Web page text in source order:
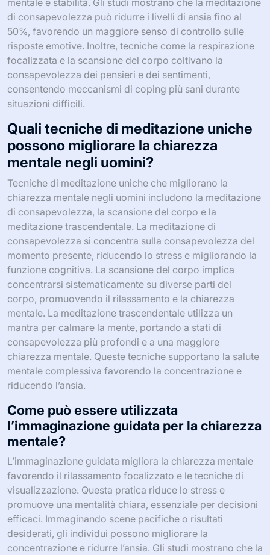
di consapevolezza può ridurre i livelli di ansia fino al
50%, favorendo un maggiore senso di controllo sulle
risposte emotive. Inoltre, tecniche come la respirazione
focalizzata e la scansione del corpo coltivano la
consapevolezza dei pensieri e dei sentimenti,
consentendo meccanismi di coping più sani durante
situazioni difficili.
Quali tecniche di meditazione uniche
possono migliorare la chiarezza
mentale negli uomini?
Tecniche di meditazione uniche che migliorano la
chiarezza mentale negli uomini includono la meditazione
di consapevolezza, la scansione del corpo e la
meditazione trascendentale. La meditazione di
consapevolezza si concentra sulla consapevolezza del
momento presente, riducendo lo stress e migliorando la
funzione cognitiva. La scansione del corpo implica
concentrarsi sistematicamente su diverse parti del
corpo, promuovendo il rilassamento e la chiarezza
mentale. La meditazione trascendentale utilizza un
mantra per calmare la mente, portando a stati di
consapevolezza più profondi e a una maggiore
chiarezza mentale. Queste tecniche supportano la salute
mentale complessiva favorendo la concentrazione e
riducendo l’ansia.
Come può essere utilizzata
l’immaginazione guidata per la chiarezza
mentale?
L’immaginazione guidata migliora la chiarezza mentale
favorendo il rilassamento focalizzato e le tecniche di
visualizzazione. Questa pratica riduce lo stress e
promuove una mentalità chiara, essenziale per decisioni
efficaci. Immaginando scene pacifiche o risultati
desiderati, gli individui possono migliorare la
concentrazione e ridurre l’ansia. Gli studi mostrano che la